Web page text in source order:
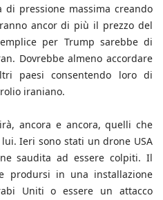
di pressione massima creando
ancor di più il prezzo del
per Trump sarebbe di
Dovrebbe almeno accordare
paesi consentendo loro di
iraniano.
ancora e ancora, quelli che
Ieri sono stati un drone USA
saudita ad essere colpiti. Il
prodursi in una installazione
Uniti o essere un attacco